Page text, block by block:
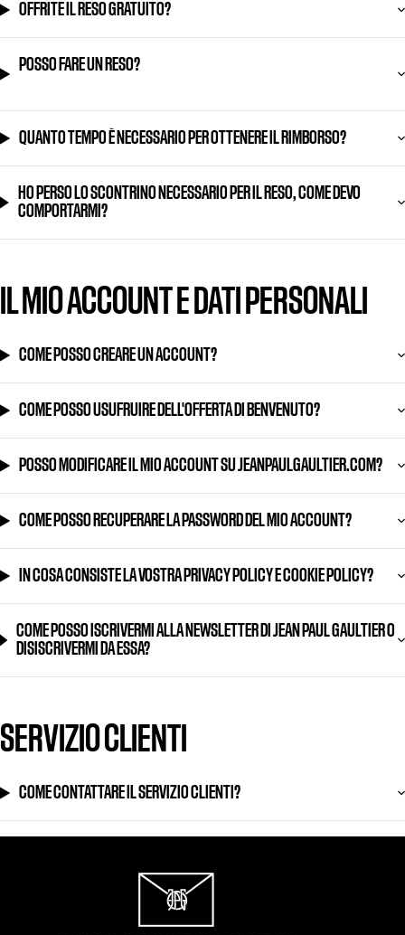
OFFRITE IL RESO GRATUITO?
POSSO FARE UN RESO?
QUANTO TEMPO È NECESSARIO PER OTTENERE IL RIMBORSO?
HO PERSO LO SCONTRINO NECESSARIO PER IL RESO, COME DEVO
COMPORTARMI?
IL MIO ACCOUNT E DATI PERSONALI
COME POSSO CREARE UN ACCOUNT?
COME POSSO USUFRUIRE DELL'OFFERTA DI BENVENUTO?
POSSO MODIFICARE IL MIO ACCOUNT SU JEANPAULGAULTIER.COM?
COME POSSO RECUPERARE LA PASSWORD DEL MIO ACCOUNT?
IN COSA CONSISTE LA VOSTRA PRIVACY POLICY E COOKIE POLICY?
COME POSSO ISCRIVERMI ALLA NEWSLETTER DI JEAN PAUL GAULTIER O
DISISCRIVERMI DA ESSA?
SERVIZIO CLIENTI
COME CONTATTARE IL SERVIZIO CLIENTI?